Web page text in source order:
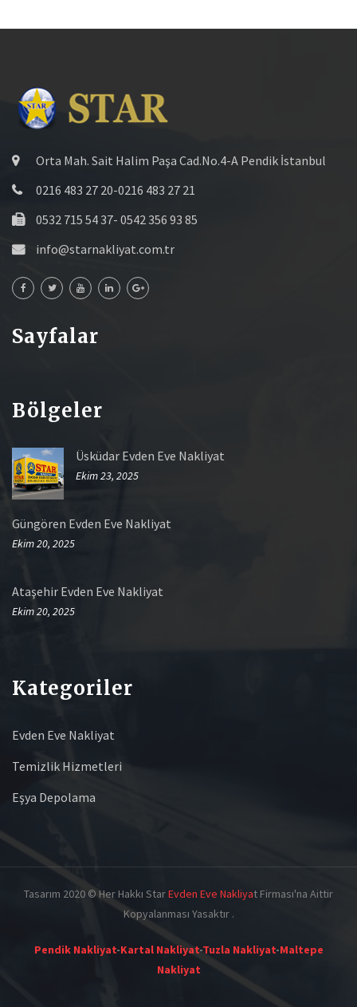
Orta Mah. Sait Halim Paşa Cad.No.4-A Pendik İstanbul
0216 483 27 20-0216 483 27 21
0532 715 54 37- 0542 356 93 85
info@starnakliyat.com.tr
Sayfalar
Bölgeler
Üsküdar Evden Eve Nakliyat
Ekim 23, 2025
Güngören Evden Eve Nakliyat
Ekim 20, 2025
Ataşehir Evden Eve Nakliyat
Ekim 20, 2025
Kategoriler
Evden Eve Nakliyat
Temizlik Hizmetleri
Eşya Depolama
Tasarım 2020 © Her Hakkı StarEvden Eve Nakliyat Firması'na Aittir
Kopyalanması Yasaktır .
Pendik Nakliyat-Kartal Nakliyat-Tuzla Nakliyat-Maltepe
Nakliyat